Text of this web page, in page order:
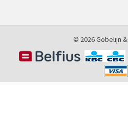
© 2026 Gobelijn &